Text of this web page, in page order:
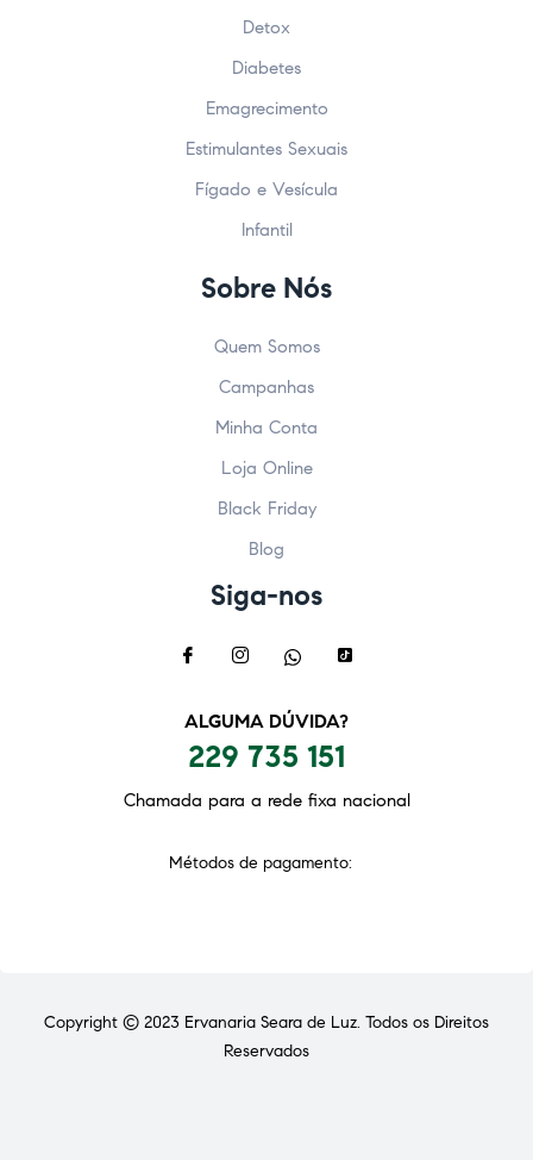
Detox
Diabetes
Emagrecimento
Estimulantes Sexuais
Fígado e Vesícula
Infantil
Sobre Nós
Quem Somos
Campanhas
Minha Conta
Loja Online
Black Friday
Blog
Siga-nos
ALGUMA DÚVIDA?
229 735 151
Chamada para a rede fixa nacional
Métodos de pagamento:
Copyright © 2023 Ervanaria Seara de Luz. Todos os Direitos
Reservados